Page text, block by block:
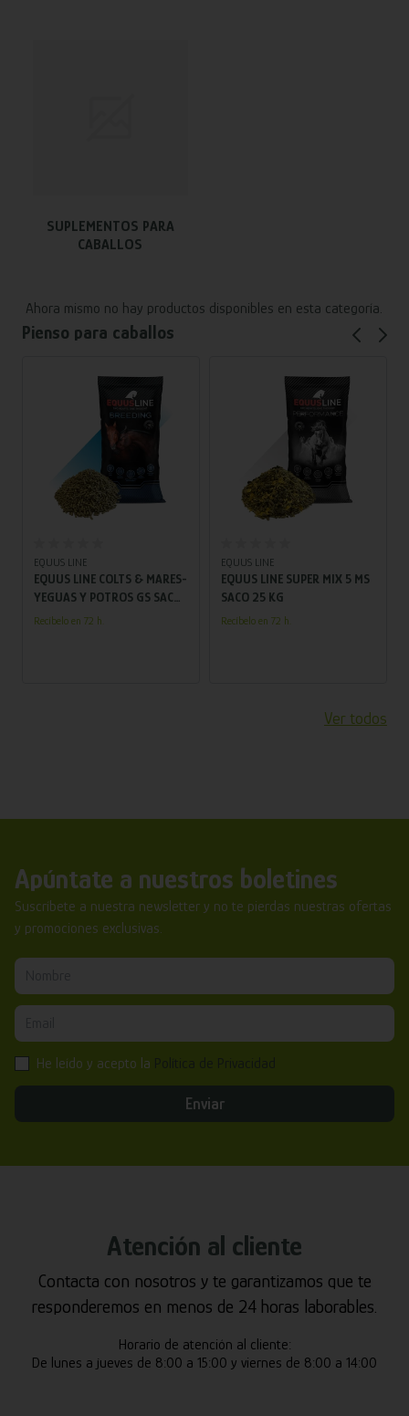
SUPLEMENTOS PARA
CABALLOS
Ahora mismo no hay productos disponibles en esta categoría.
Pienso para caballos
EQUUS LINE
EQUUS LINE COLTS & MARES-
YEGUAS Y POTROS GS SACO
20 KG
Recíbelo en 72 h.
EQUUS LINE
EQUUS LINE SUPER MIX 5 MS
SACO 25 KG
Recíbelo en 72 h.
Ver todos
Apúntate a nuestros boletines
Suscríbete a nuestra newsletter y no te pierdas nuestras ofertas
y promociones exclusivas.
He leído y acepto la
Enviar
Atención al cliente
Contacta con nosotros y te garantizamos que te
responderemos en menos de 24 horas laborables.
Horario de atención al cliente:
De lunes a jueves de 8:00 a 15:00 y viernes de 8:00 a 14:00